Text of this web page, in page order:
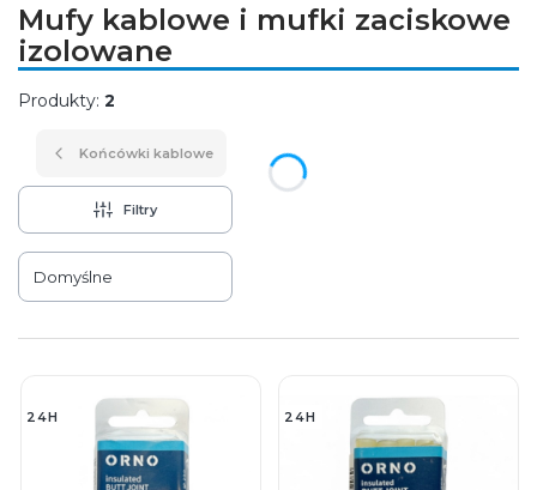
Mufy kablowe i mufki zaciskowe
izolowane
Produkty: 2
Końcówki kablowe
Filtry
Lista produktów
Domyślne
24H 24H